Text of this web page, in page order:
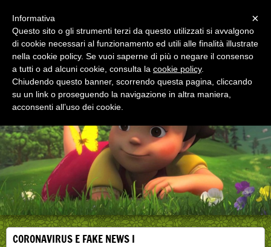
EDUCAZIONE ALLA SALUTE
Corsi, convegni e didattica di formazione e
aggiornamento per operatori della salute
CORONAVIRUS E FAKE NEWS I
×
Informativa
Questo sito o gli strumenti terzi da questo utilizzati si avvalgono
di cookie necessari al funzionamento ed utili alle finalità illustrate
nella cookie policy. Se vuoi saperne di più o negare il consenso
a tutti o ad alcuni cookie, consulta la cookie policy.
Chiudendo questo banner, scorrendo questa pagina, cliccando
su un link o proseguendo la navigazione in altra maniera,
acconsenti all’uso dei cookie.